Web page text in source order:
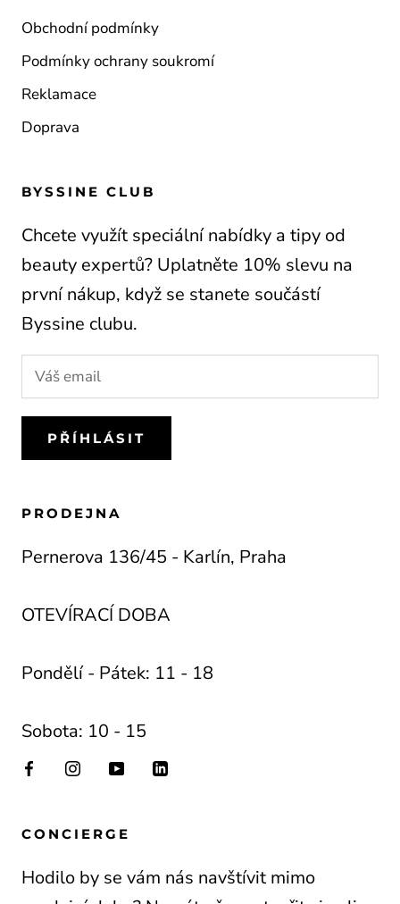
Obchodní podmínky
Podmínky ochrany soukromí
Reklamace
Doprava
BYSSINE CLUB
Chcete využít speciální nabídky a tipy od
beauty expertů? Uplatněte 10% slevu na
první nákup, když se stanete součástí
Byssine clubu.
PŘÍHLÁSIT
PRODEJNA
Pernerova 136/45 - Karlín, Praha
OTEVÍRACÍ DOBA
Pondělí - Pátek: 11 - 18
Sobota: 10 - 15
CONCIERGE
Hodilo by se vám nás navštívit mimo